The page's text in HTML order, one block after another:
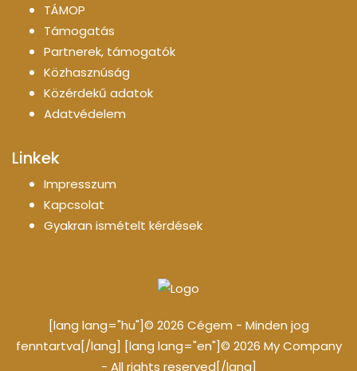
TÁMOP
Támogatás
Partnerek, támogatók
Közhasznúság
Közérdekű adatok
Adatvédelem
Linkek
Impresszum
Kapcsolat
Gyakran ismételt kérdések
[lang lang="hu"]© 2026 Cégem - Minden jog
fenntartva[/lang] [lang lang="en"]© 2026 My Company
- All rights reserved[/lang]